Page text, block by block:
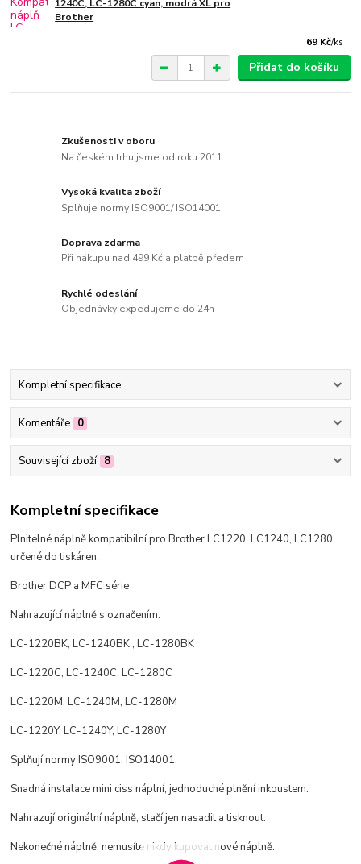
1240C, LC-1280C cyan, modrá XL pro
Brother
69 Kč/ks
Přidat do košíku
Zkušenosti v oboru
Na českém trhu jsme od roku 2011
Vysoká kvalita zboží
Splňuje normy ISO9001/ ISO14001
Doprava zdarma
Při nákupu nad 499 Kč a platbě předem
Rychlé odeslání
Objednávky expedujeme do 24h
Kompletní specifikace
Komentáře 0
Související zboží 8
Kompletní specifikace
Plnitelné náplně kompatibilní pro Brother LC1220, LC1240, LC1280
určené do tiskáren.
Brother DCP a MFC série
Nahrazující náplně s označením:
LC-1220BK, LC-1240BK , LC-1280BK
LC-1220C, LC-1240C, LC-1280C
LC-1220M, LC-1240M, LC-1280M
LC-1220Y, LC-1240Y, LC-1280Y
Splňují normy ISO9001, ISO14001.
Snadná instalace mini ciss náplní, jednoduché plnění inkoustem.
Nahrazují originální náplně, stačí jen nasadit a tisknout.
Nekonečné náplně, nemusíte nikdy kupovat nové náplně.